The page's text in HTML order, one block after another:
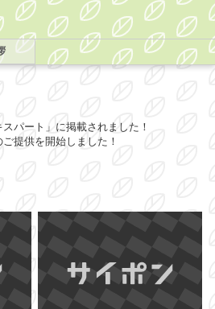
パート」に掲載されました！
提供を開始しました！